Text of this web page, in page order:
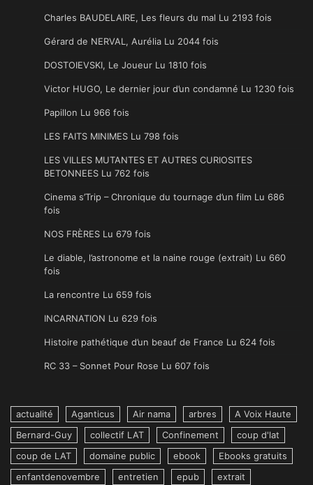
Charles BAUDELAIRE, Les fleurs du mal Lu 2193 fois
Gérard de NERVAL, Aurélia Lu 2044 fois
DOSTOIEVSKI, Le Joueur Lu 1810 fois
Victor HUGO, Le dernier jour d’un condamné Lu 1230 fois
Papillon Lu 966 fois
LES FAITS MINIMES Lu 798 fois
LES VILLES MUTANTES ET AUTRES CURIOSITES
BETONNEES Lu 762 fois
Cinema s’Trip – Chronique du tournage d’un film Lu 686
fois
NOS FRÈRES Lu 679 fois
Le diable, l’astronome et la naine rouge (extrait) Lu 660
fois
La rencontre Lu 659 fois
INCARNATION Lu 629 fois
Histoire pathétique d’un beauf de France Lu 624 fois
RC 33 – Sonnet Pour Rose Lu 607 fois
actualité Aganticus Air nama arbres
A Voix Haute
Bernard-Guy
collectif LAT Confinement
coup d'lat
coup de LAT
domaine public ebook
Ebooks gratuits
enfantdenovembre
entretien epub
extrait